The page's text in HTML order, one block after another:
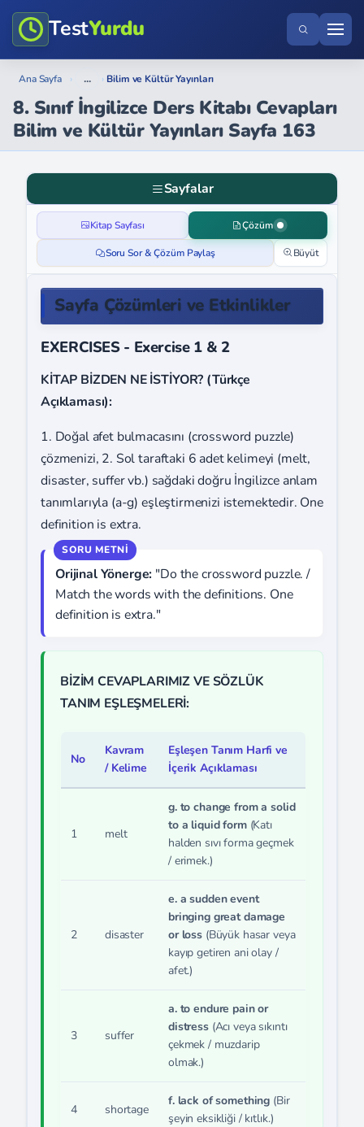
TestYurdu
Ana Sayfa › ... › Bilim ve Kültür Yayınları
8. Sınıf İngilizce Ders Kitabı Cevapları
Bilim ve Kültür Yayınları Sayfa 163
Sayfalar
Kitap Sayfası Çözüm
Soru Sor & Çözüm Paylaş Büyüt
Sayfa Çözümleri ve Etkinlikler
EXERCISES - Exercise 1 & 2
KİTAP BİZDEN NE İSTİYOR? (Türkçe
Açıklaması):
1. Doğal afet bulmacasını (crossword puzzle)
çözmenizi, 2. Sol taraftaki 6 adet kelimeyi (melt,
disaster, suffer vb.) sağdaki doğru İngilizce anlam
tanımlarıyla (a-g) eşleştirmenizi istemektedir. One
definition is extra.
Orijinal Yönerge: "Do the crossword puzzle. /
Match the words with the definitions. One
definition is extra."
BİZİM CEVAPLARIMIZ VE SÖZLÜK
TANIM EŞLEŞMELERİ:
No
Kavram
/ Kelime
Eşleşen Tanım Harfi ve
İçerik Açıklaması
1 melt
g. to change from a solid
to a liquid form(Katı
halden sıvı forma geçmek
/ erimek.)
2 disaster
e. a sudden event
bringing great damage
or loss (Büyük hasar veya
kayıp getiren ani olay /
afet.)
3 suffer
a. to endure pain or
distress(Acı veya sıkıntı
çekmek / muzdarip
olmak.)
4 shortage
f. lack of something (Bir
şeyin eksikliği / kıtlık.)